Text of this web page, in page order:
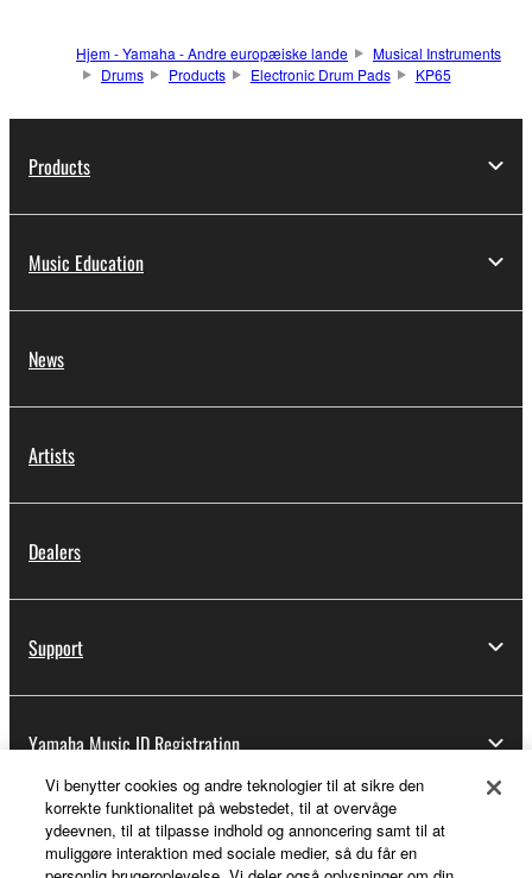
Hjem - Yamaha - Andre europæiske lande
Musical Instruments
Drums
Products Electronic Drum Pads KP65
Products
Music Education
News
Artists
Dealers
Support
Yamaha Music ID Registration
About Yamaha
Vi benytter cookies og andre teknologier til at sikre den
korrekte funktionalitet på webstedet, til at overvåge
ydeevnen, til at tilpasse indhold og annoncering samt til at
muliggøre interaktion med sociale medier, så du får en